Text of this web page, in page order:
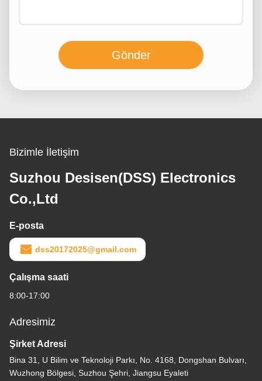
Gönder
Bizimle İletişim
Suzhou Desisen(DSS) Electronics
Co.,Ltd
E-posta
dss20172025@gmail.com
Çalışma saati
8:00-17:00
Adresimiz
Şirket Adresi
Bina 31, U Bilim ve Teknoloji Parkı, No. 4168, Dongshan Bulvarı,
Wuzhong Bölgesi, Suzhou Şehri, Jiangsu Eyaleti